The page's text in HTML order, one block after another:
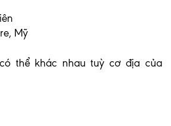
Mỹ
thể khác nhau tuỳ cơ địa của